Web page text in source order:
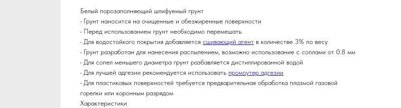
Белый порозаполняющий шлифуемый грунт
• Грунт наносится на очищенные и обезжиренные поверхности
• Перед использованием грунт необходимо перемешать
• Для водостойкого покрытия добавляется сшивающий агент в количестве 3% по весу
• Грунт разработан для нанесения распылением, возможно использование с соплами от 0.8 мм
• Для сопел меньшего диаметра грунт разбавляется дистиллированной водой
• Для лучшей адгезии рекомендуется использовать промоутер адгезии
• Для пластиковых поверхностей требуется предварительная обработка плазмой газовой
горелки или коронным разрядом
Характеристики